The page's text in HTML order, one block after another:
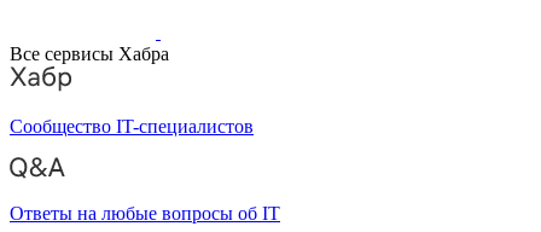
Все сервисы Хабра
Сообщество IT-специалистов
Ответы на любые вопросы об IT